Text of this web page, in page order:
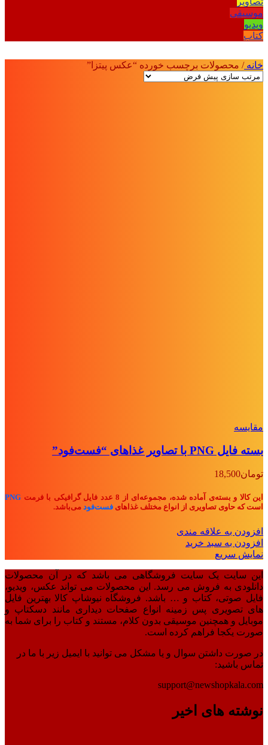
موسیقی
ویدیو
کتاب
خانه/ محصولات برچسب خورده “عکس پیتزا”
مقايسه
بسته فایل PNG با تصاویر غذاهای “فست‌فود”
تومان18,500
این کالا و بسته‌ی آماده شده، مجموعه‌ای از 8 عدد فایل گرافیکی با فرمت
PNG
است که حاوی تصاویری از انواع مختلف غذاهای فست‌فود می‌باشد.
افزودن به علاقه مندی
افزودن به سبد خرید
نمایش سریع
این سایت یک سایت فروشگاهی می باشد که در آن محصولات
دانلودی به فروش می رسد. این محصولات می تواند عکس، ویدیو،
فایل صوتی، کتاب و … باشد. فروشگاه نیوشاپ کالا بهترین فایل
های تصویری پس زمینه انواع صفحات دیداری مانند دسکتاپ و
موبایل و همچنین موسیقی بدون کلام، مستند و کتاب را برای شما به
صورت یکجا فراهم کرده است.
در صورت داشتن سوال و یا مشکل می توانید با ایمیل زیر با ما در
تماس باشید:
support@newshopkala.com
نوشته های اخیر